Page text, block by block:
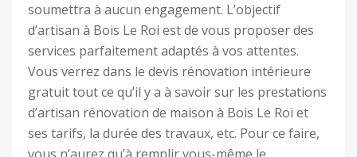
soumettra à aucun engagement. L’objectif
d’artisan à Bois Le Roi est de vous proposer des
services parfaitement adaptés à vos attentes.
Vous verrez dans le devis rénovation intérieure
gratuit tout ce qu’il y a à savoir sur les prestations
d’artisan rénovation de maison à Bois Le Roi et
ses tarifs, la durée des travaux, etc. Pour ce faire,